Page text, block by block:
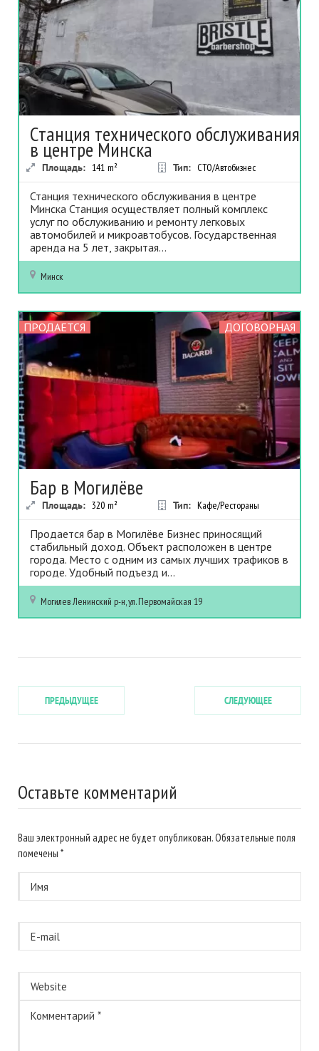
Станция технического обслуживания
в центре Минска
Площадь: 141 m² Тип: СТО/Автобизнес
Станция технического обслуживания в центре
Минска Станция осуществляет полный комплекс
услуг по обслуживанию и ремонту легковых
автомобилей и микроавтобусов. Государственная
аренда на 5 лет, закрытая...
Минск
ПРОДАЕТСЯ ДОГОВОРНАЯ
Бар в Могилёве
Площадь: 320 m² Тип: Кафе/Рестораны
Продается бар в Могилёве Бизнес приносящий
стабильный доход. Объект расположен в центре
города. Место с одним из самых лучших трафиков в
городе. Удобный подъезд и...
МогилевЛенинский р-н, ул. Первомайская 19
ПРЕДЫДУЩЕЕ СЛЕДУЮЩЕЕ
Оставьте комментарий
Ваш электронный адрес не будет опубликован. Обязательные поля
помечены *